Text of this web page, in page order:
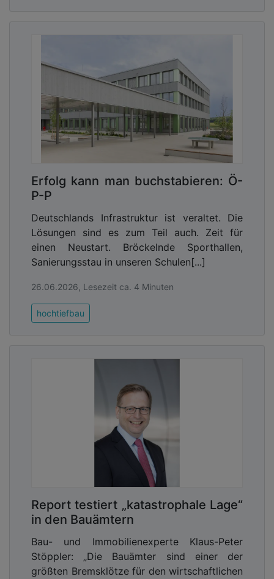
Erfolg kann man buchstabieren: Ö-
P-P
Deutschlands Infrastruktur ist veraltet. Die
Lösungen sind es zum Teil auch. Zeit für
einen Neustart. Bröckelnde Sporthallen,
Sanierungsstau in unseren Schulen[...]
26.06.2026, Lesezeit ca. 4 Minuten
hochtiefbau
Report testiert „katastrophale Lage“
in den Bauämtern
Bau- und Immobilienexperte Klaus-Peter
Stöppler: „Die Bauämter sind einer der
größten Bremsklötze für den wirtschaftlichen